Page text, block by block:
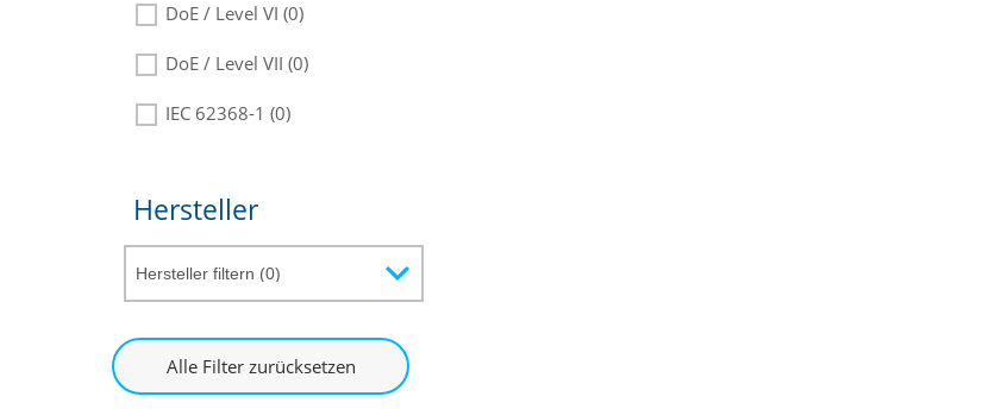
DoE / Level VI (0)
DoE / Level VII (0)
IEC 62368-1 (0)
Hersteller
Alle Filter zurücksetzen